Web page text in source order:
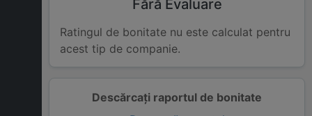
Descărcați raportul de bonitate
Fără Evaluare
Ratingul de bonitate nu este calculat pentru
acest tip de companie.